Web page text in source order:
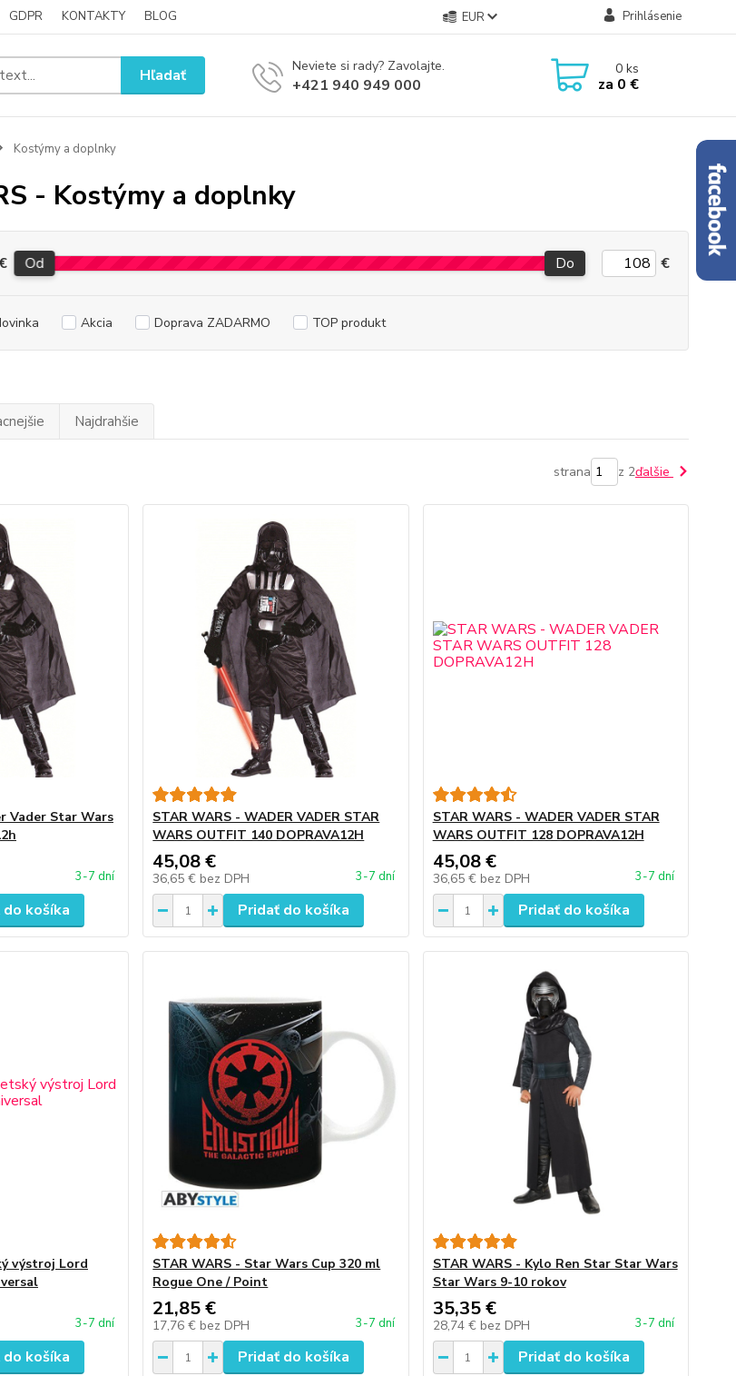
GDPR KONTAKTY BLOG EUR Prihlásenie
Hľadať Neviete si rady? Zavolajte.
+421 940 949 000
0ks
za 0 €
Kostýmy a doplnky
- Kostýmy a doplnky
Od Do €
Akcia Doprava ZADARMO TOP produkt
Najdrahšie
strana z 2ďalšie
Vader Star Wars
3-7 dní
košíka
STAR WARS - WADER VADER STAR
WARS OUTFIT 140 DOPRAVA12H
45,08 €
36,65 € bez DPH 3-7 dní
Pridať do košíka
STAR WARS - WADER VADER STAR
WARS OUTFIT 128 DOPRAVA12H
45,08 €
36,65 € bez DPH 3-7 dní
Pridať do košíka
výstroj Lord
3-7 dní
košíka
STAR WARS - Star Wars Cup 320 ml
Rogue One / Point
21,85 €
17,76 € bez DPH 3-7 dní
Pridať do košíka
STAR WARS - Kylo Ren Star Star Wars
Star Wars 9-10 rokov
35,35 €
28,74 € bez DPH 3-7 dní
Pridať do košíka